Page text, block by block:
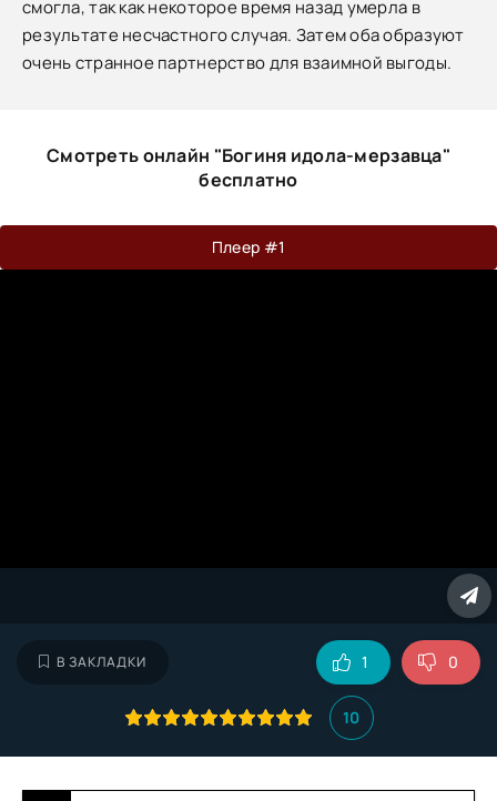
смогла, так как некоторое время назад умерла в
результате несчастного случая. Затем оба образуют
очень странное партнерство для взаимной выгоды.
Смотреть онлайн "Богиня идола-мерзавца"
бесплатно
Плеер #1
В ЗАКЛАДКИ
10
1 0